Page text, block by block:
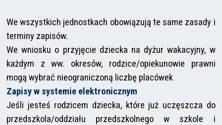
We wszystkich jednostkach obowiązują te same zasady i
terminy zapisów.
We wniosku o przyjęcie dziecka na dyżur wakacyjny, w
każdym z ww. okresów, rodzice/opiekunowie prawni
mogą wybrać nieograniczoną liczbę placówek
Zapisy w systemie elektronicznym
Jeśli jesteś rodzicem dziecka, które już uczęszcza do
przedszkola/oddziału przedszkolnego w szkole i